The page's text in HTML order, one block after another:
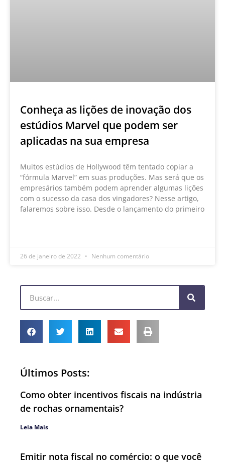
Conheça as lições de inovação dos
estúdios Marvel que podem ser
aplicadas na sua empresa
Muitos estúdios de Hollywood têm tentado copiar a
“fórmula Marvel” em suas produções. Mas será que os
empresários também podem aprender algumas lições
com o sucesso da casa dos vingadores? Nesse artigo,
falaremos sobre isso. Desde o lançamento do primeiro
26 de janeiro de 2022 Nenhum comentário
Últimos Posts:
Como obter incentivos fiscais na indústria
de rochas ornamentais?
Leia Mais
Emitir nota fiscal no comércio: o que você